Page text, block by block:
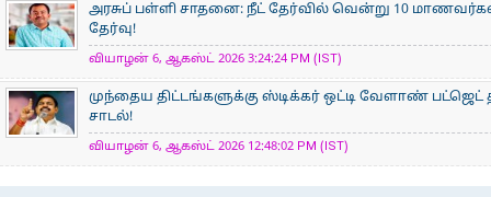
அரசுப் பள்ளி சாதனை: நீட் தேர்வில் வென்று 10 மாணவர்கள்
தேர்வு!
வியாழன் 6, ஆகஸ்ட் 2026 3:24:24 PM (IST)
முந்தைய திட்டங்களுக்கு ஸ்டிக்கர் ஒட்டி வேளாண் பட்ஜெட்
சாடல்!
வியாழன் 6, ஆகஸ்ட் 2026 12:48:02 PM (IST)